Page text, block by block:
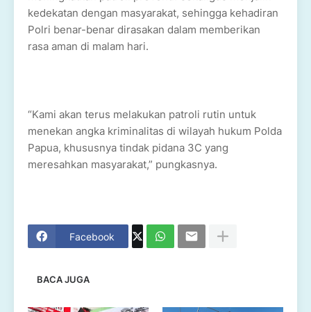
kedekatan dengan masyarakat, sehingga kehadiran
Polri benar-benar dirasakan dalam memberikan
rasa aman di malam hari.
“Kami akan terus melakukan patroli rutin untuk
menekan angka kriminalitas di wilayah hukum Polda
Papua, khususnya tindak pidana 3C yang
meresahkan masyarakat,” pungkasnya.
Facebook
BACA JUGA